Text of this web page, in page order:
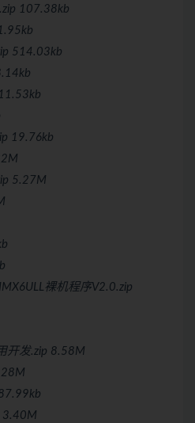
107.38kb
514.03kb
19.76kb
5.27M
裸机程序V2.0.zip
开发.zip 8.58M
3.40M